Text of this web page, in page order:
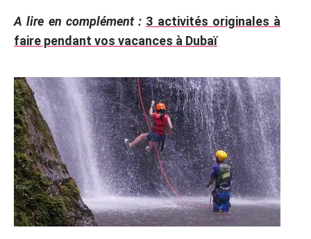
A lire en complément : 3 activités originales à
faire pendant vos vacances à Dubaï